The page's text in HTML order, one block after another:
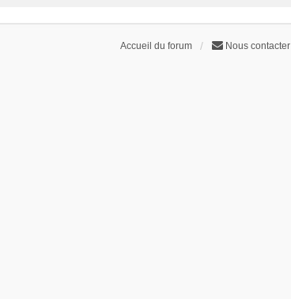
Accueil du forum Nous contacter